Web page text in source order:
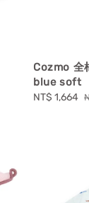
Cozmo 全
blue soft
Sale
NT$ 1,664